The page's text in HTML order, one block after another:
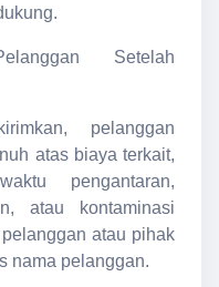
Setelah
pelanggan
atas biaya terkait,
pengantaran,
atau kontaminasi
atau pihak
nama pelanggan.